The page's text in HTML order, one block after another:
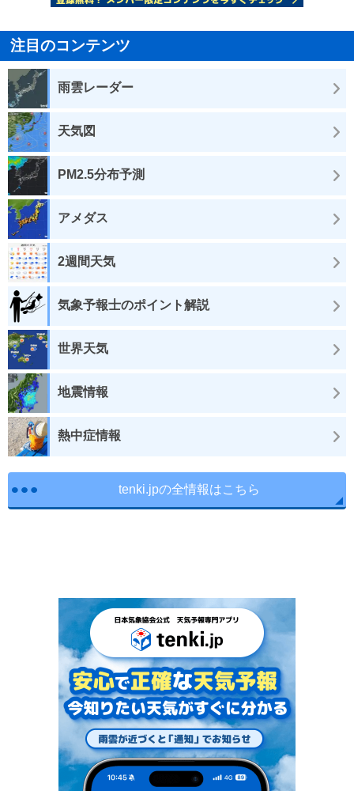
注目のコンテンツ
雨雲レーダー
天気図
PM2.5分布予測
アメダス
2週間天気
気象予報士のポイント解説
世界天気
地震情報
熱中症情報
tenki.jpの全情報はこちら